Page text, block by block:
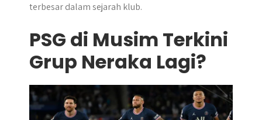
terbesar dalam sejarah klub.
PSG di Musim Terkini
Grup Neraka Lagi?